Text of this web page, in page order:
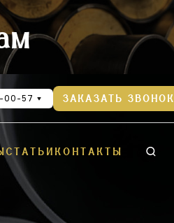
00-57 ЗАКАЗАТЬ ЗВОНОК
СТАТЬИ КОНТАКТЫ